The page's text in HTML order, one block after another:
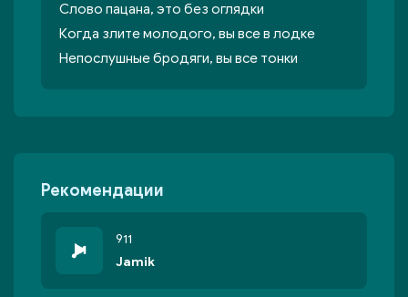
Слово пацана, это без оглядки
Когда злите молодого, вы все в лодке
Непослушные бродяги, вы все тонки
Рекомендации
911
Jamik